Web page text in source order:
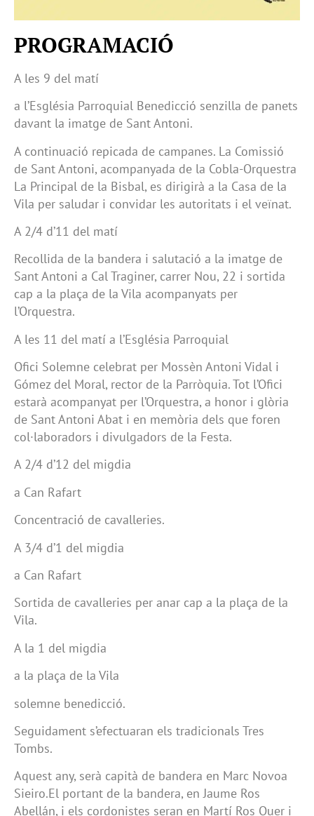
PROGRAMACIÓ
A les 9 del matí
a l’Església Parroquial Benedicció senzilla de panets
davant la imatge de Sant Antoni.
A continuació repicada de campanes. La Comissió
de Sant Antoni, acompanyada de la Cobla-Orquestra
La Principal de la Bisbal, es dirigirà a la Casa de la
Vila per saludar i convidar les autoritats i el veïnat.
A 2/4 d’11 del matí
Recollida de la bandera i salutació a la imatge de
Sant Antoni a Cal Traginer, carrer Nou, 22 i sortida
cap a la plaça de la Vila acompanyats per
l’Orquestra.
A les 11 del matí a l’Església Parroquial
Ofici Solemne celebrat per Mossèn Antoni Vidal i
Gómez del Moral, rector de la Parròquia. Tot l’Ofici
estarà acompanyat per l’Orquestra, a honor i glòria
de Sant Antoni Abat i en memòria dels que foren
col·laboradors i divulgadors de la Festa.
A 2/4 d’12 del migdia
a Can Rafart
Concentració de cavalleries.
A 3/4 d’1 del migdia
a Can Rafart
Sortida de cavalleries per anar cap a la plaça de la
Vila.
A la 1 del migdia
a la plaça de la Vila
solemne benedicció.
Seguidament s’efectuaran els tradicionals Tres
Tombs.
Aquest any, serà capità de bandera en Marc Novoa
Sieiro.El portant de la bandera, en Jaume Ros
Abellán, i els cordonistes seran en Martí Ros Quer i